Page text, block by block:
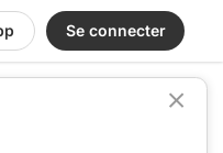
Se connecter